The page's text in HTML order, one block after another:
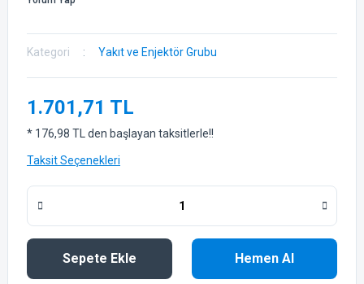
Kategori Yakıt ve Enjektör Grubu
1.701,71 TL
* 176,98 TL den başlayan taksitlerle!!
Taksit Seçenekleri
Sepete Ekle Hemen Al